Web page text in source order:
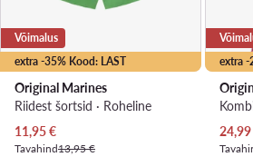
extra -35% Kood: LAST
Võimalus
Original Marines
Riidest šortsid · Roheline
Praegune hind
11,95€
Tavahind13,95 €
extra -
24,99